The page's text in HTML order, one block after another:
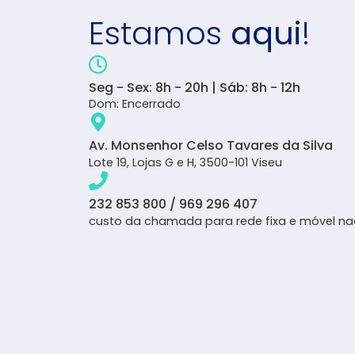
Estamos aqui!
Seg - Sex: 8h - 20h | Sáb: 8h - 12h
Dom: Encerrado
Av. Monsenhor Celso Tavares da Silva
Lote 19, Lojas G e H, 3500-101 Viseu
232 853 800 / 969 296 407
custo da chamada para rede fixa e móvel